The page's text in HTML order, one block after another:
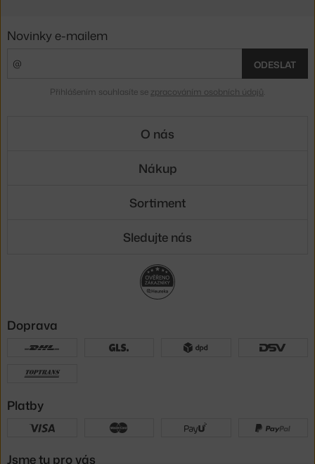
Novinky e-mailem
ODESLAT
Přihlášením souhlasíte se zpracováním osobních údajů
O nás
Nákup
Sortiment
Sledujte nás
Doprava
Platby
Jsme tu pro vás